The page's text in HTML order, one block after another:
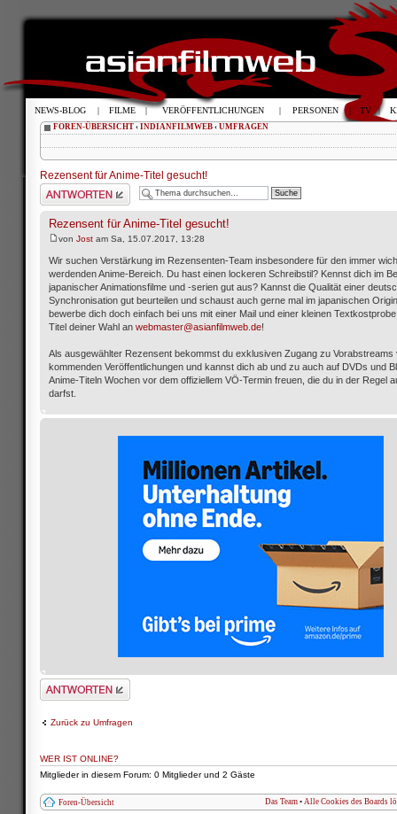
FOREN-ÜBERSICHT ‹ INDIANFILMWEB ‹ UMFRAGEN
Rezensent für Anime-Titel gesucht!
Antwort schreiben
Rezensent für Anime-Titel gesucht!
von Jost am Sa, 15.07.2017, 13:28
Wir suchen Verstärkung im Rezensenten-Team insbesondere für den immer
werdenden Anime-Bereich. Du hast einen lockeren Schreibstil? Kennst dich im
japanischer Animationsfilme und -serien gut aus? Kannst die Qualität einer
Synchronisation gut beurteilen und schaust auch gerne mal im japanischen
bewerbe dich doch einfach bei uns mit einer Mail und einer kleinen
Titel deiner Wahl an webmaster@asianfilmweb.de!
Als ausgewählter Rezensent bekommst du exklusiven Zugang zu Vorabstreams
kommenden Veröffentlichungen und kannst dich ab und zu auch auf DVDs und
Anime-Titeln Wochen vor dem offiziellem VÖ-Termin freuen, die du in der Regel
darfst.
Antwort schreiben
Zurück zu Umfragen
WER IST ONLINE?
Mitglieder in diesem Forum: 0 Mitglieder und 2 Gäste
Foren-Übersicht Das Team • Alle Cookies des Boards
NEWS-BLOG | FILME | VERÖFFENTLICHUNGEN | PERSONEN | TV |